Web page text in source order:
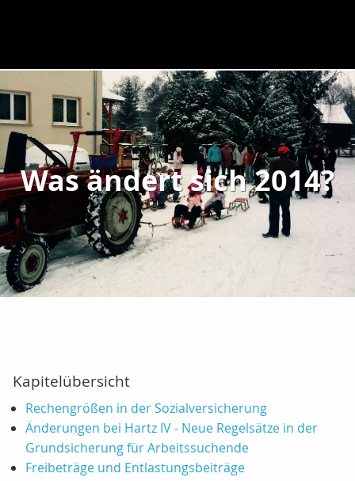
Was ändert sich 2014?
Kapitelübersicht
Rechengrößen in der Sozialversicherung
Änderungen bei Hartz IV - Neue Regelsätze in der
Grundsicherung für Arbeitssuchende
Freibeträge und Entlastungsbeiträge